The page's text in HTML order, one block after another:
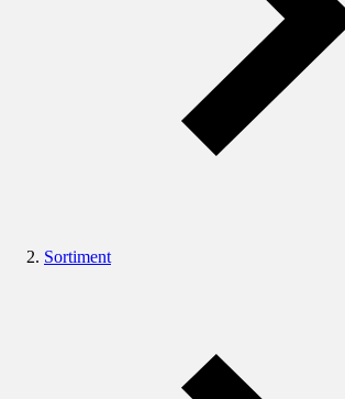
Sortiment